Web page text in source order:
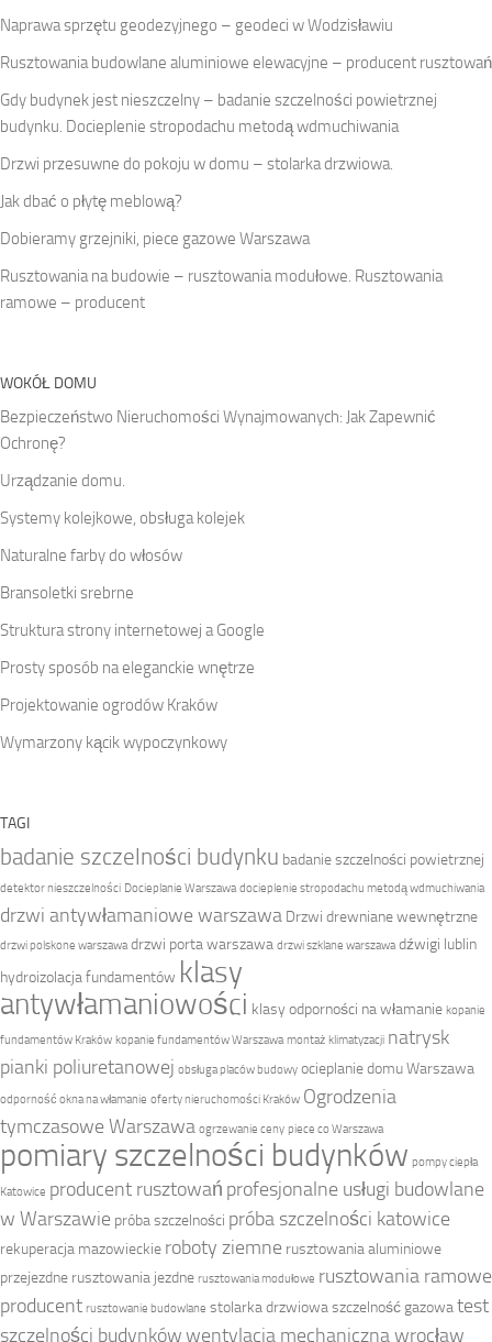
Naprawa sprzętu geodezyjnego – geodeci w Wodzisławiu
Rusztowania budowlane aluminiowe elewacyjne – producent rusztowań
Gdy budynek jest nieszczelny – badanie szczelności powietrznej
budynku. Docieplenie stropodachu metodą wdmuchiwania
Drzwi przesuwne do pokoju w domu – stolarka drzwiowa.
Jak dbać o płytę meblową?
Dobieramy grzejniki, piece gazowe Warszawa
Rusztowania na budowie – rusztowania modułowe. Rusztowania
ramowe – producent
WOKÓŁ DOMU
Bezpieczeństwo Nieruchomości Wynajmowanych: Jak Zapewnić
Ochronę?
Urządzanie domu.
Systemy kolejkowe, obsługa kolejek
Naturalne farby do włosów
Bransoletki srebrne
Struktura strony internetowej a Google
Prosty sposób na eleganckie wnętrze
Projektowanie ogrodów Kraków
Wymarzony kącik wypoczynkowy
TAGI
badanie szczelności budynku badanie szczelności powietrznej
detektor nieszczelności Docieplanie Warszawa docieplenie stropodachu metodą wdmuchiwania
drzwi antywłamaniowe warszawa Drzwi drewniane wewnętrzne
drzwi polskone warszawa drzwi porta warszawa drzwi szklane warszawa dźwigi lublin
hydroizolacja fundamentów klasy
antywłamaniowości klasy odporności na włamanie kopanie
fundamentów Kraków kopanie fundamentów Warszawa montaż klimatyzacji natrysk
pianki poliuretanowej obsługa placów budowy ocieplanie domu Warszawa
odporność okna na włamanie oferty nieruchomości Kraków Ogrodzenia
tymczasowe Warszawa ogrzewanie ceny piece co Warszawa
pomiary szczelności budynków pompy ciepła
Katowice producent rusztowań profesjonalne usługi budowlane
w Warszawie próba szczelności próba szczelności katowice
rekuperacja mazowieckie roboty ziemne rusztowania aluminiowe
przejezdne rusztowania jezdne rusztowania modułowe rusztowania ramowe
producent rusztowanie budowlane stolarka drzwiowaszczelność gazowatest
szczelności budynkówwentylacja mechaniczna wrocław